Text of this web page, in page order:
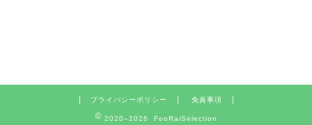
プライバシーポリシー 免責事項
2020–2026 FooRaiSelection